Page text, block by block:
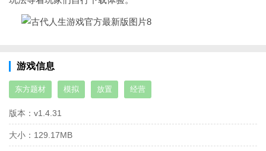
游戏信息
东方题材 模拟 放置 经营
版本： v1.4.31
大小： 129.17MB